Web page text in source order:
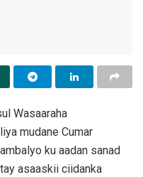
Wasaaraha
mudane Cumar
ku aadan sanad
asaaskii ciidanka